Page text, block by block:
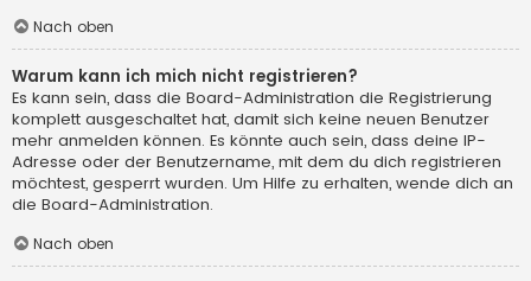
Nach oben
Warum kann ich mich nicht registrieren?
Es kann sein, dass die Board-Administration die Registrierung
komplett ausgeschaltet hat, damit sich keine neuen Benutzer
mehr anmelden können. Es könnte auch sein, dass deine IP-
Adresse oder der Benutzername, mit dem du dich registrieren
möchtest, gesperrt wurden. Um Hilfe zu erhalten, wende dich an
die Board-Administration.
Nach oben